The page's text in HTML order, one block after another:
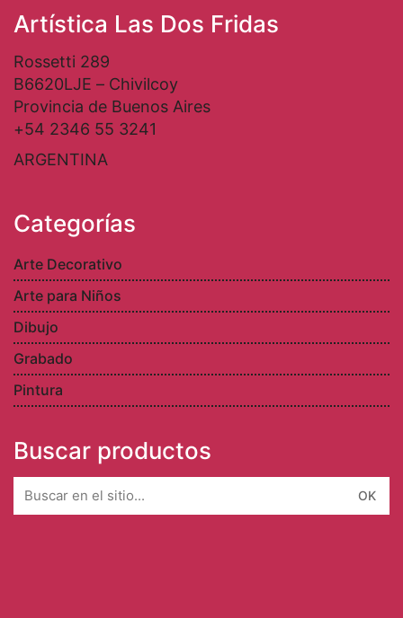
Artística Las Dos Fridas
Rossetti 289
B6620LJE – Chivilcoy
Provincia de Buenos Aires
+54 2346 55 3241
ARGENTINA
Categorías
Arte Decorativo
Arte para Niños
Dibujo
Grabado
Pintura
Buscar productos
for: